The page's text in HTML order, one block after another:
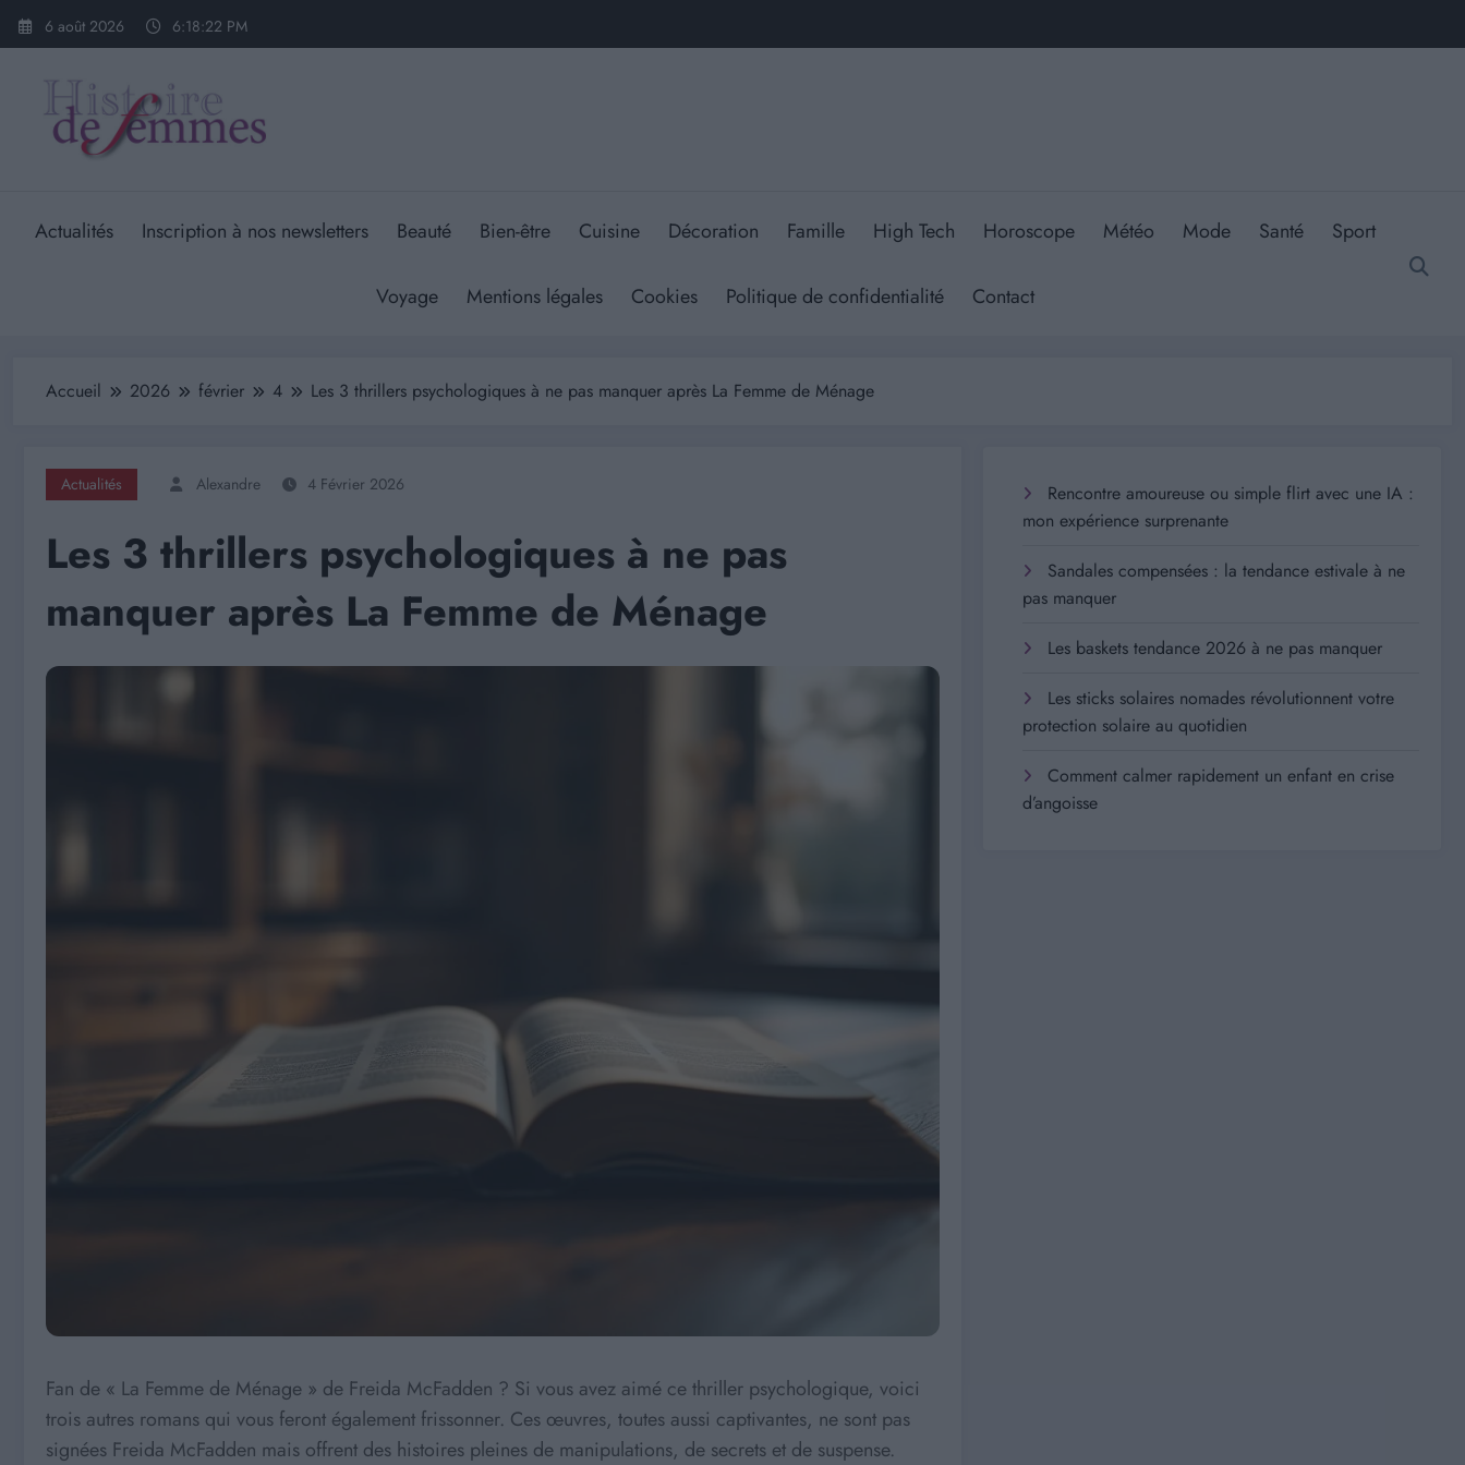
Aller
6 août 2026 6:18:23 PM
Actualités Inscription à nos newsletters Beauté Bien-être Cuisine Décoration Famille High Tech Horoscope Météo Mode Santé Sport
Voyage Mentions légales Cookies Politique de confidentialité Contact
Accueil 2026 février 4 Les 3 thrillers psychologiques à ne pas manquer après La Femme de Ménage
Actualités Alexandre 4 Février 2026
Les 3 thrillers psychologiques à ne pas
manquer après La Femme de Ménage
Fan de « La Femme de Ménage » de Freida McFadden ? Si vous avez aimé ce thriller psychologique, voici
trois autres romans qui vous feront également frissonner. Ces œuvres, toutes aussi captivantes, ne sont pas
signées Freida McFadden mais offrent des histoires pleines de manipulations, de secrets et de suspense.
Rencontre amoureuse ou simple flirt avec une IA :
mon expérience surprenante
Sandales compensées : la tendance estivale à ne
pas manquer
Les baskets tendance 2026 à ne pas manquer
Les sticks solaires nomades révolutionnent votre
protection solaire au quotidien
Comment calmer rapidement un enfant en crise
d’angoisse